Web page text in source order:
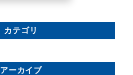
カテゴリ
アーカイブ